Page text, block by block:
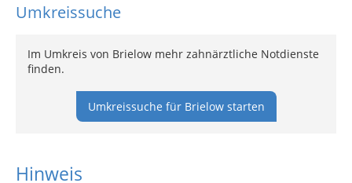
Umkreissuche
Im Umkreis von Brielow mehr zahnärztliche Notdienste
finden.
Umkreissuche für Brielow starten
Hinweis